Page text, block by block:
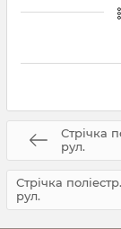
Стрічка
рул.
Стрічка
рул.